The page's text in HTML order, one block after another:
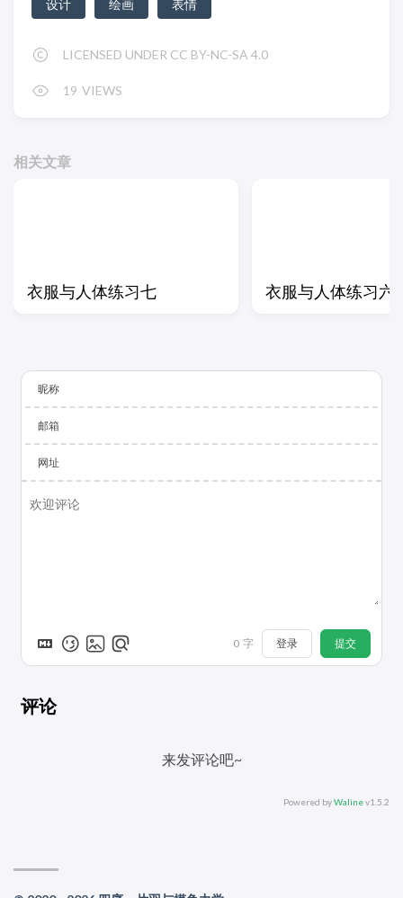
设计 绘画 表情
LICENSED UNDER CC BY-NC-SA 4.0
19 VIEWS
相关文章
衣服与人体练习七 衣服与人体练习六
昵称
邮箱
网址
0 字 登录 提交
评论
来发评论吧~
Powered byWalinev1.5.2